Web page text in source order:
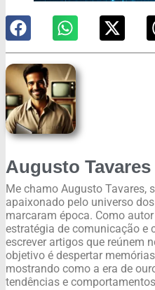
Augusto Tavares
Me chamo Augusto Tavares,
apaixonado pelo universo
marcaram época. Como
estratégia de comunicação e
escrever artigos que reúnem
objetivo é despertar
mostrando como a era de
tendências e